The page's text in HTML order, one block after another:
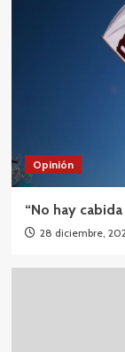
Opinión
“No hay
28 diciembre,